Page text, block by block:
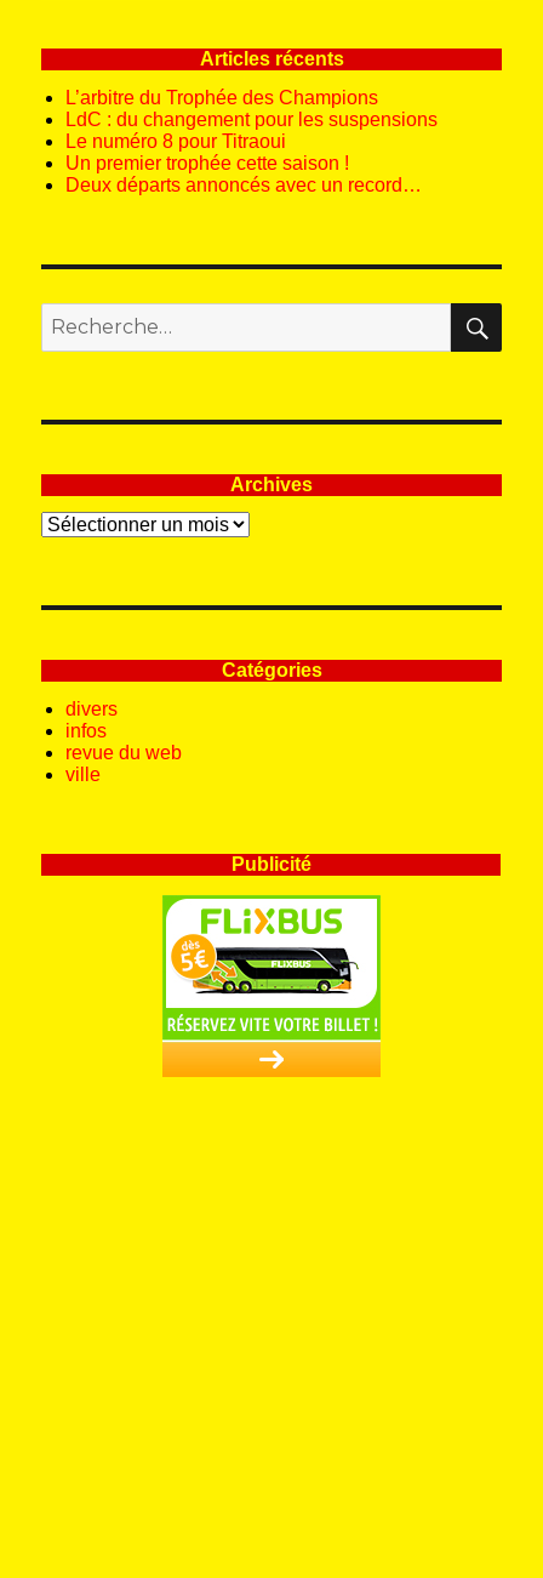
Articles récents
L’arbitre du Trophée des Champions
LdC : du changement pour les suspensions
Le numéro 8 pour Titraoui
Un premier trophée cette saison !
Deux départs annoncés avec un record…
pour
:
Archives
Archives
Catégories
divers
infos
revue du web
ville